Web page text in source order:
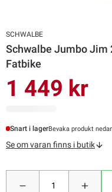
SCHWALBE
Schwalbe Jumbo Jim
Fatbike
1 449 kr
Snart i lagerBevaka produkt
Se om varan finns i butik